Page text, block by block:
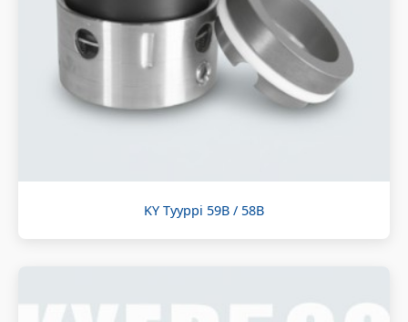
KY Tyyppi 59B / 58B